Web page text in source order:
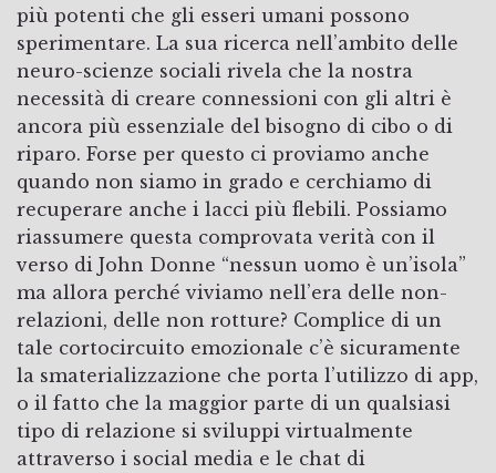
più potenti che gli esseri umani possono
sperimentare. La sua ricerca nell’ambito delle
neuro-scienze sociali rivela che la nostra
necessità di creare connessioni con gli altri è
ancora più essenziale del bisogno di cibo o di
riparo. Forse per questo ci proviamo anche
quando non siamo in grado e cerchiamo di
recuperare anche i lacci più flebili. Possiamo
riassumere questa comprovata verità con il
verso di John Donne “nessun uomo è un’isola”
ma allora perché viviamo nell’era delle non-
relazioni, delle non rotture? Complice di un
tale cortocircuito emozionale c’è sicuramente
la smaterializzazione che porta l’utilizzo di app,
o il fatto che la maggior parte di un qualsiasi
tipo di relazione si sviluppi virtualmente
attraverso i social media e le chat di